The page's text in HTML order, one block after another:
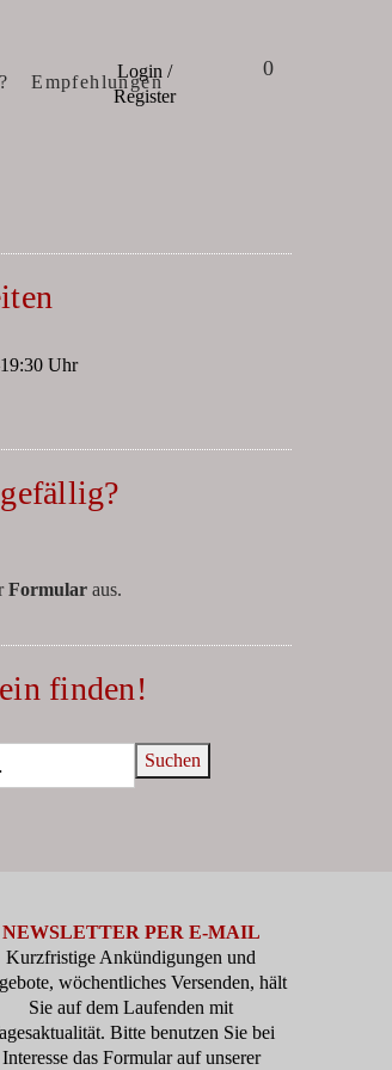
Login /
Register
0
Empfehlungen
Uhr
Formularaus.
finden!
Suchen
NEWSLETTER PER E-MAIL
Kurzfristige Ankündigungen und
wöchentliches Versenden, hält
Sie auf dem Laufenden mit
Bitte benutzen Sie bei
Interesse das Formular auf unserer